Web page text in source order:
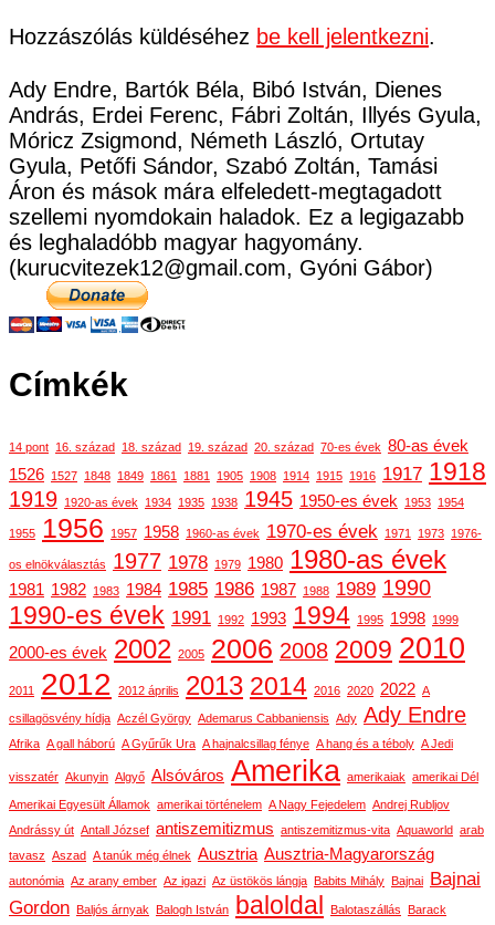
Hozzászólás küldéséhez be kell jelentkezni.
Ady Endre, Bartók Béla, Bibó István, Dienes
András, Erdei Ferenc, Fábri Zoltán, Illyés Gyula,
Móricz Zsigmond, Németh László, Ortutay
Gyula, Petőfi Sándor, Szabó Zoltán, Tamási
Áron és mások mára elfeledett-megtagadott
szellemi nyomdokain haladok. Ez a legigazabb
és leghaladóbb magyar hagyomány.
(kurucvitezek12@gmail.com, Gyóni Gábor)
Címkék
14 pont 16. század 18. század 19. század 20. század 70-es évek 80-as évek
1526 1527 1848 1849 1861 1881 1905 1908 1914 1915 1916 1917 1918
1919 1920-as évek 1934 1935 1938 1945 1950-es évek 1953 1954
1955 1956 1957 1958 1960-as évek 1970-es évek 1971 1973 1976-
os elnökválasztás 1977 1978 1979 1980 1980-as évek
1981 1982 1983 1984 1985 1986 1987 1988 1989 1990
1990-es évek 1991 1992 1993 1994 1995 1998 1999
2000-es évek 2002 2005 2006 2008 2009 2010
2011 2012 2012 április 2013 2014 2016 2020 2022 A
csillagösvény hídja Aczél György Ademarus Cabbaniensis Ady Ady Endre
Afrika A gall háború A Gyűrűk Ura A hajnalcsillag fénye A hang és a téboly A Jedi
visszatér Akunyin Algyő Alsóváros Amerika amerikaiak amerikai Dél
Amerikai Egyesült Államok amerikai történelem A Nagy Fejedelem Andrej Rubljov
Andrássy út Antall József antiszemitizmus antiszemitizmus-vita Aquaworld arab
tavasz Aszad A tanúk még élnek Ausztria Ausztria-Magyarország
autonómia Az arany ember Az igazi Az üstökös lángja Babits Mihály Bajnai Bajnai
Gordon Baljós árnyak Balogh István baloldal Balotaszállás Barack